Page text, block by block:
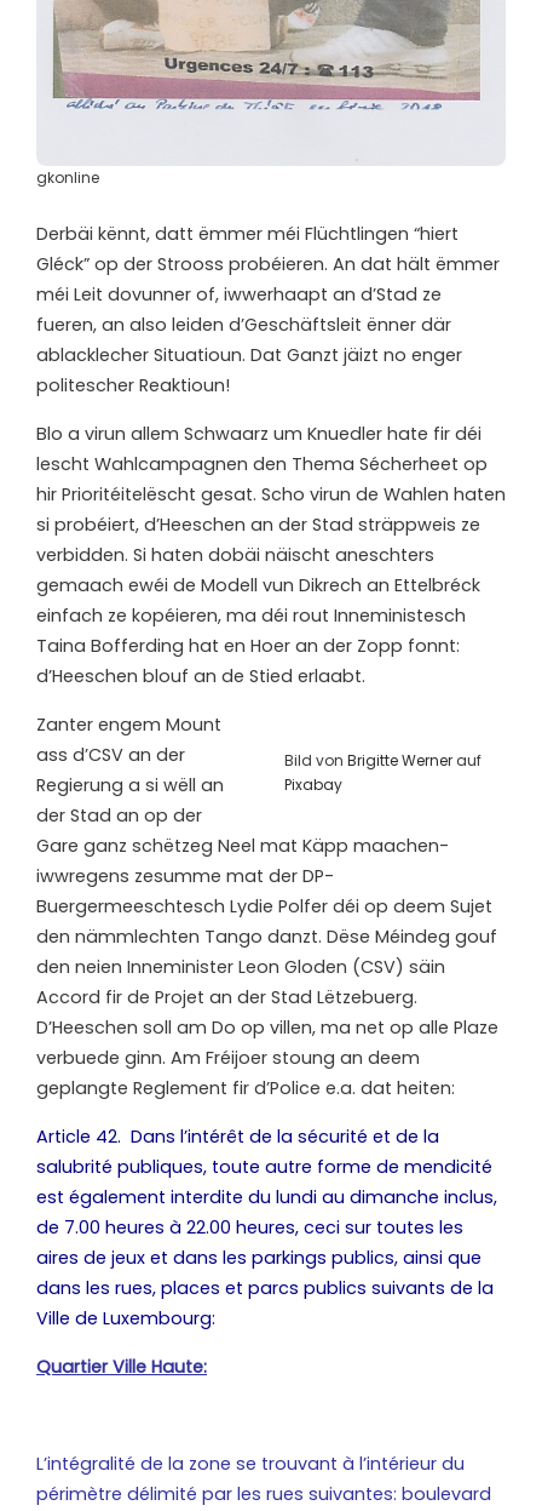
gkonline
Derbäi kënnt, datt ëmmer méi Flüchtlingen “hiert
Gléck” op der Strooss probéieren. An dat hält ëmmer
méi Leit dovunner of, iwwerhaapt an d’Stad ze
fueren, an also leiden d’Geschäftsleit ënner där
ablacklecher Situatioun. Dat Ganzt jäizt no enger
politescher Reaktioun!
Blo a virun allem Schwaarz um Knuedler hate fir déi
lescht Wahlcampagnen den Thema Sécherheet op
hir Prioritéitelëscht gesat. Scho virun de Wahlen haten
si probéiert, d’Heeschen an der Stad sträppweis ze
verbidden. Si haten dobäi näischt aneschters
gemaach ewéi de Modell vun Dikrech an Ettelbréck
einfach ze kopéieren, ma déi rout Inneministesch
Taina Bofferding hat en Hoer an der Zopp fonnt:
d’Heeschen blouf an de Stied erlaabt.
Bild von Brigitte Werner auf
Pixabay
Zanter engem Mount
ass d’CSV an der
Regierung a si wëll an
der Stad an op der
Gare ganz schëtzeg Neel mat Käpp maachen-
iwwregens zesumme mat der DP-
Buergermeeschtesch Lydie Polfer déi op deem Sujet
den nämmlechten Tango danzt. Dëse Méindeg gouf
den neien Inneminister Leon Gloden (CSV) säin
Accord fir de Projet an der Stad Lëtzebuerg.
D’Heeschen soll am Do op villen, ma net op alle Plaze
verbuede ginn. Am Fréijoer stoung an deem
geplangte Reglement fir d’Police e.a. dat heiten:
Article 42. Dans l’intérêt de la sécurité et de la
salubrité publiques, toute autre forme de mendicité
est également interdite du lundi au dimanche inclus,
de 7.00 heures à 22.00 heures, ceci sur toutes les
aires de jeux et dans les parkings publics, ainsi que
dans les rues, places et parcs publics suivants de la
Ville de Luxembourg:
Quartier Ville Haute:
L’intégralité de la zone se trouvant à l’intérieur du
périmètre délimité par les rues suivantes: boulevard